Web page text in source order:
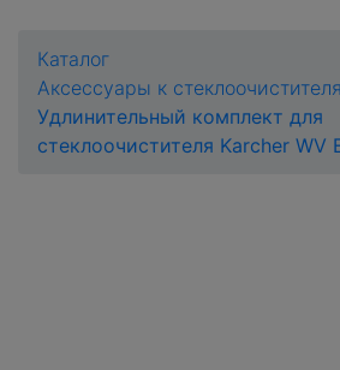
Каталог
Аксессуары к
Удлинительный комплект для
стеклоочистителя Karcher WV